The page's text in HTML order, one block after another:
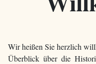
Wir heißen Sie herzlich
Überblick über die